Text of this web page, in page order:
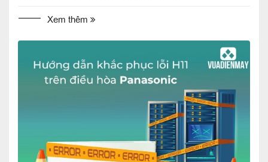
Xem thêm